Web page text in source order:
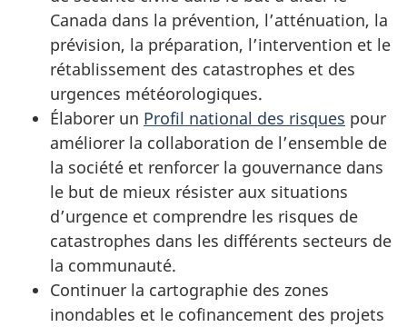
Canada dans la prévention, l’atténuation, la
prévision, la préparation, l’intervention et le
rétablissement des catastrophes et des
urgences météorologiques.
Élaborer un Profil national des risques pour
améliorer la collaboration de l’ensemble de
la société et renforcer la gouvernance dans
le but de mieux résister aux situations
d’urgence et comprendre les risques de
catastrophes dans les différents secteurs de
la communauté.
Continuer la cartographie des zones
inondables et le cofinancement des projets